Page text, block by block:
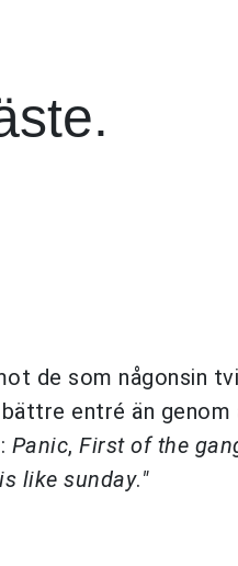
de som någonsin
entré än
Panic, First of the
like sunday."